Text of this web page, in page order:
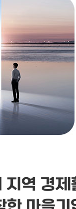
지역 경제